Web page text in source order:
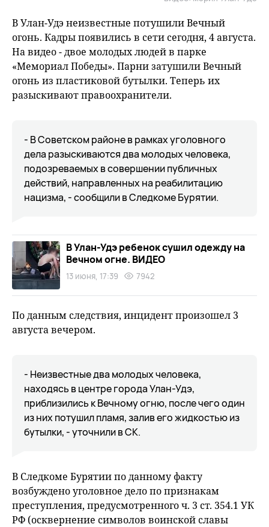
В Улан-Удэ неизвестные потушили Вечный
огонь. Кадры появились в сети сегодня, 4 августа.
На видео - двое молодых людей в парке
«Мемориал Победы». Парни затушили Вечный
огонь из пластиковой бутылки. Теперь их
разыскивают правоохранители.
- В Советском районе в рамках уголовного
дела разыскиваются два молодых человека,
подозреваемых в совершении публичных
действий, направленных на реабилитацию
нацизма, - сообщили в Следкоме Бурятии.
В Улан-Удэ ребенок сушил одежду на
Вечном огне. ВИДЕО
13 июня, 17:39 7942
По данным следствия, инцидент произошел 3
августа вечером.
- Неизвестные два молодых человека,
находясь в центре города Улан-Удэ,
приблизились к Вечному огню, после чего один
из них потушил пламя, залив его жидкостью из
бутылки, - уточнили в СК.
В Следкоме Бурятии по данному факту
возбуждено уголовное дело по признакам
преступления, предусмотренного ч. 3 ст. 354.1 УК
РФ (осквернение символов воинской славы